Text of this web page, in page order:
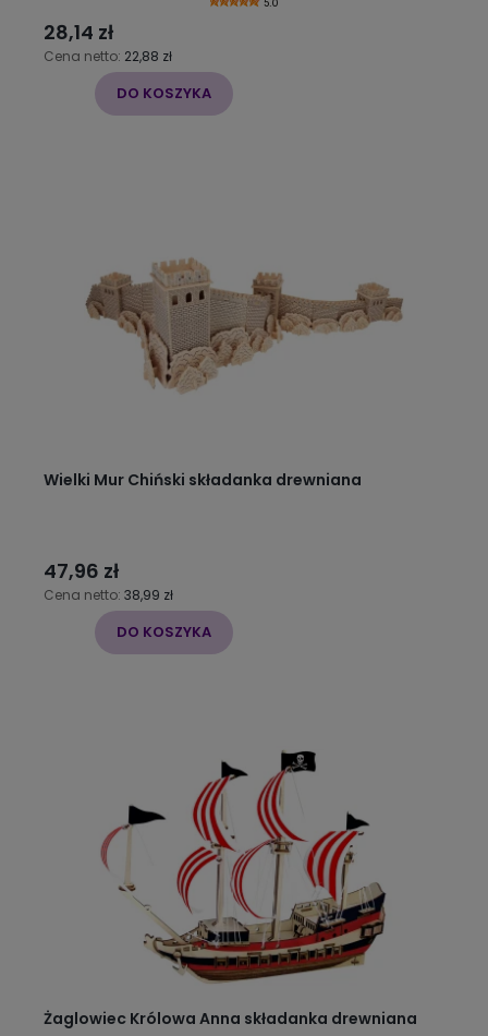
5.0
28,14 zł
Cena netto: 22,88 zł
DO KOSZYKA
Wielki Mur Chiński składanka drewniana
47,96 zł
Cena netto: 38,99 zł
DO KOSZYKA
Żaglowiec Królowa Anna składanka drewniana